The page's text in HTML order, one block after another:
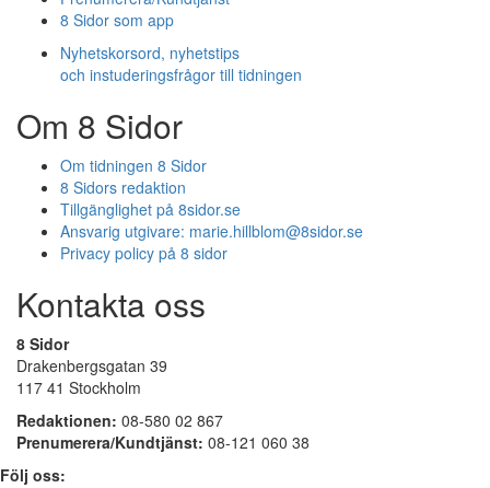
8 Sidor som app
Nyhetskorsord, nyhetstips
och instuderingsfrågor till tidningen
Om 8 Sidor
Om tidningen 8 Sidor
8 Sidors redaktion
Tillgänglighet på 8sidor.se
Ansvarig utgivare: marie.hillblom@8sidor.se
Privacy policy på 8 sidor
Kontakta oss
8 Sidor
Drakenbergsgatan 39
117 41 Stockholm
Redaktionen: 08-580 02 867
Prenumerera/Kundtjänst: 08-121 060 38
Följ oss: